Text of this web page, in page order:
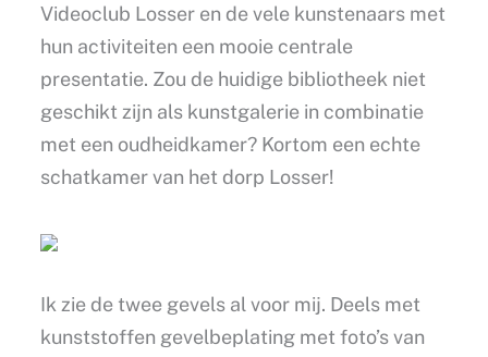
Videoclub Losser en de vele kunstenaars met
hun activiteiten een mooie centrale
presentatie. Zou de huidige bibliotheek niet
geschikt zijn als kunstgalerie in combinatie
met een oudheidkamer? Kortom een echte
schatkamer van het dorp Losser!
Ik zie de twee gevels al voor mij. Deels met
kunststoffen gevelbeplating met foto’s van